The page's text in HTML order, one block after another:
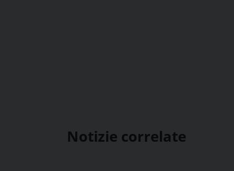
Notizie correlate